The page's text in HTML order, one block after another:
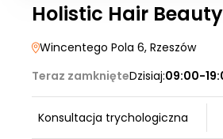
Holistic Hair Beauty
Wincentego Pola 6, Rzeszów
Teraz zamknięteDzisiaj:09:00-
Konsultacja trychologiczna